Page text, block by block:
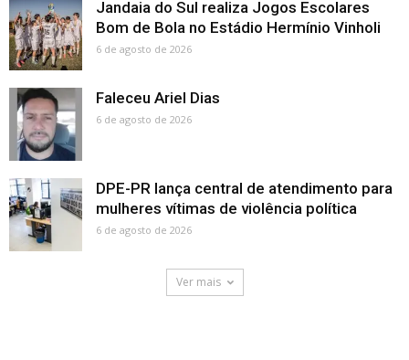
Jandaia do Sul realiza Jogos Escolares
Bom de Bola no Estádio Hermínio Vinholi
6 de agosto de 2026
Faleceu Ariel Dias
6 de agosto de 2026
DPE-PR lança central de atendimento para
mulheres vítimas de violência política
6 de agosto de 2026
Ver mais